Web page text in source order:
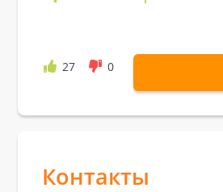
27 0
Контакты